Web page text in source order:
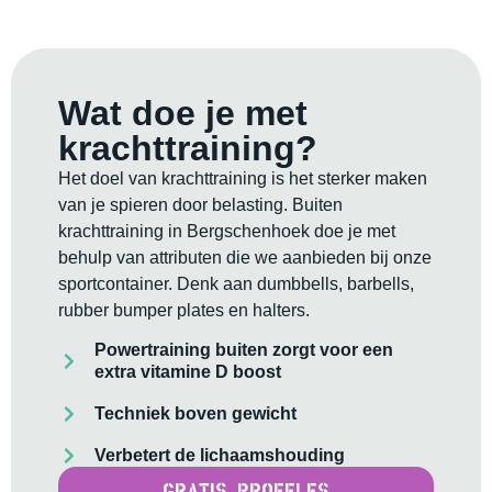
Wat doe je met
krachttraining?
Het doel van krachttraining is het sterker maken
van je spieren door belasting. Buiten
krachttraining in Bergschenhoek doe je met
behulp van attributen die we aanbieden bij onze
sportcontainer. Denk aan dumbbells, barbells,
rubber bumper plates en halters.
Powertraining buiten zorgt voor een
extra vitamine D boost
Techniek boven gewicht
Verbetert de lichaamshouding